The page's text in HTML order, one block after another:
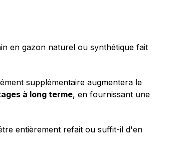
en gazon naturel ou synthétique fait
supplémentaire augmentera le
à long terme, en fournissant une
entièrement refait ou suffit-il d'en